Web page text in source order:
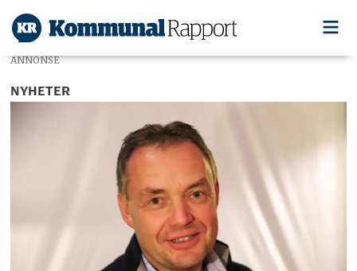
ANNONSE
NYHETER